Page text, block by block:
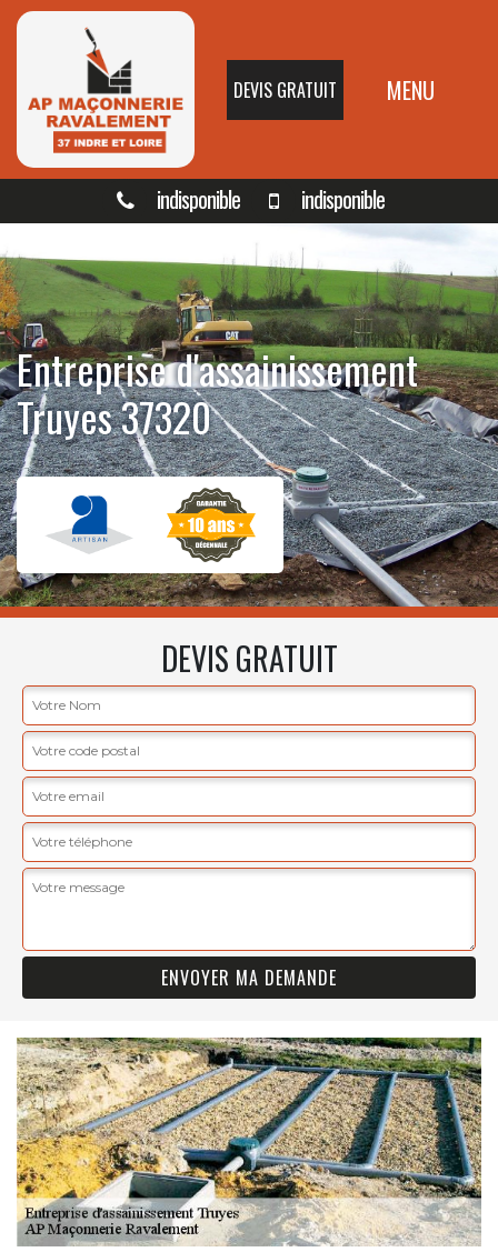
DEVIS GRATUIT MENU
indisponible indisponible
Entreprise d'assainissement
Truyes 37320
DEVIS GRATUIT